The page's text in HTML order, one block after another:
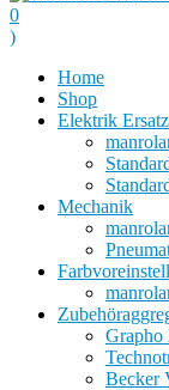
0
)
Home
Shop
Elektrik
Mechanik
Grapho
Becker